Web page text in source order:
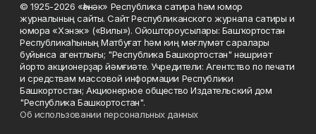
© 1925-2026 «Һәнәк» Республика сатира һәм юмор
журналының сайты. Сайт Республиканского журнала сатиры и
юмора «Хэнэк» («Вилы»). Ойоштороусылары: Башҡортостан
Республикаһының Матбуғат һәм киң мәғлүмәт саралары
буйынса агентлығы; "Республика Башкортостан" нәшриәт
йорто акционерҙар йәмғиәте. Учредители: Агентство по печати
и средствам массовой информации Республики
Башкортостан; Акционерное общество Издательский дом
"Республика Башкортостан".
Об использовании персональных данных